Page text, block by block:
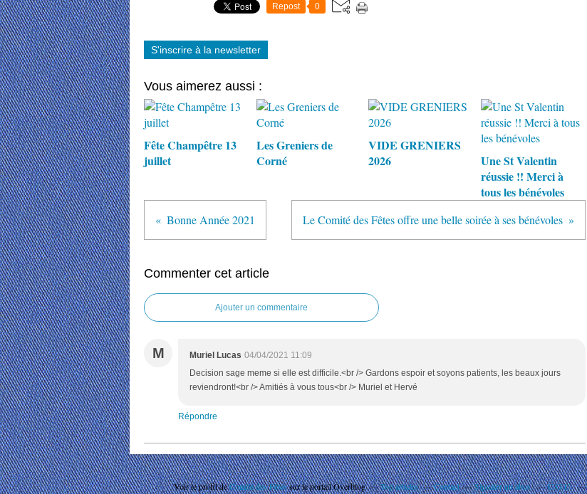
Repost 0
S'inscrire à la newsletter
Vous aimerez aussi :
Fête Champêtre 13
juillet
Les Greniers de
Corné
VIDE GRENIERS
2026
Une St Valentin
réussie !! Merci à
tous les bénévoles
Bonne Année 2021 Le Comité des Fêtes offre une belle soirée à ses bénévoles
Commenter cet article
Ajouter un commentaire
M Muriel Lucas 04/04/2021 11:09
Decision sage meme si elle est difficile.<br /> Gardons espoir et soyons patients, les beaux jours
reviendront!<br /> Amitiés à vous tous<br /> Muriel et Hervé
Répondre
Voir le profil deComité des Fêtessur le portail Overblog Top articles Contact Signaler un abus C.G.U.